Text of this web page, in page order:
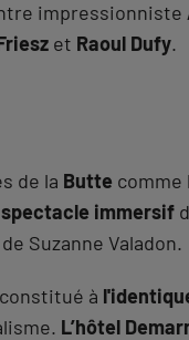
impressionniste
et Raoul Dufy.
de la Butte comme
spectacle immersif
Suzanne Valadon.
à
L’hôtel